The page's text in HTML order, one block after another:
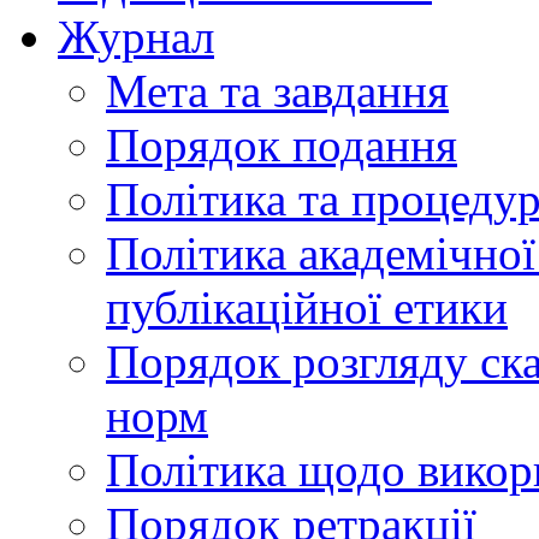
Журнал
Мета та завдання
Порядок подання
Політика та
Політика
публікаційної етики
Порядок розгляду
норм
Політика щодо
Порядок ретракції